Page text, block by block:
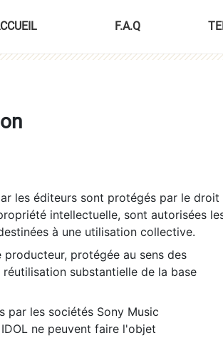
F.A.Q
les éditeurs sont protégés par le droit
intellectuelle, sont autorisées
à une utilisation collective.
protégée au sens des
substantielle de la base
par les sociétés Sony Music
ne peuvent faire l'objet